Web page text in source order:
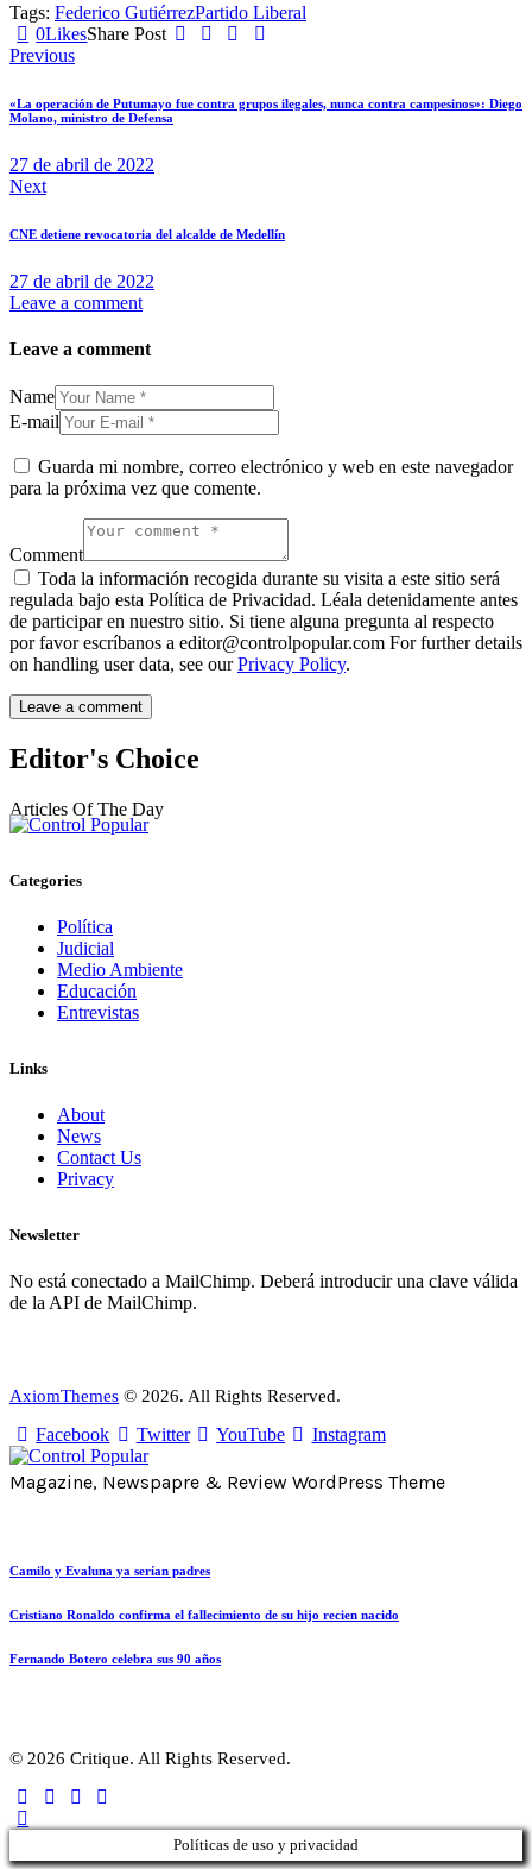
Tags: Federico GutiérrezPartido Liberal
0LikesShare Post
Navegación
de
entradas
Previous
«La operación de Putumayo fue contra grupos ilegales, nunca contra campesinos»: Diego
Molano, ministro de Defensa
27 de abril de 2022
Next
CNE detiene revocatoria del alcalde de Medellín
27 de abril de 2022
Leave a comment
Leave a comment
Name
E-mail
Guarda mi nombre, correo electrónico y web en este navegador
para la próxima vez que comente.
Comment
Toda la información recogida durante su visita a este sitio será
regulada bajo esta Política de Privacidad. Léala detenidamente antes
de participar en nuestro sitio. Si tiene alguna pregunta al respecto
por favor escríbanos a editor@controlpopular.com For further details
on handling user data, see ourPrivacy Policy.
Editor's Choice
Articles Of The Day
Categories
Política
Judicial
Medio Ambiente
Educación
Entrevistas
Links
About
News
Contact Us
Privacy
Newsletter
No está conectado a MailChimp. Deberá introducir una clave válida
de la API de MailChimp.
AxiomThemes © 2026. All Rights Reserved.
Facebook Twitter YouTube Instagram
Magazine, Newspapre & Review WordPress Theme
Camilo y Evaluna ya serían padres
Cristiano Ronaldo confirma el fallecimiento de su hijo recien nacido
Fernando Botero celebra sus 90 años
© 2026 Critique. All Rights Reserved.
Políticas de uso y privacidad